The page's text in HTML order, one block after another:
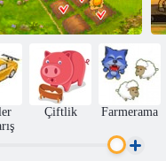
Çiftlik Farmerama